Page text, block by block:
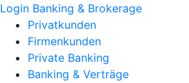
Login Banking & Brokerage
Privatkunden
Firmenkunden
Private Banking
Banking & Verträge